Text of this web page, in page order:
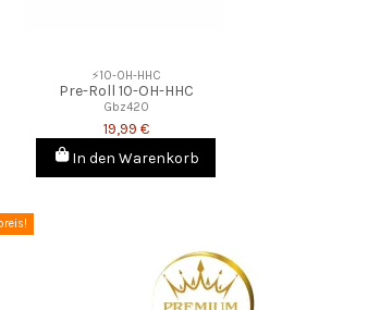
⚡10-OH-HHC
Pre-Roll 10-OH-HHC
Gbz420
19,99 €
In den Warenkorb